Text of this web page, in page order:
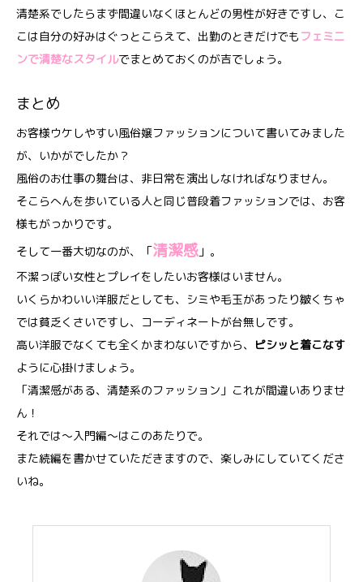
清楚系でしたらまず間違いなくほとんどの男性が好きですし、こ
こは自分の好みはぐっとこらえて、出勤のときだけでも フェミニ
ンで清楚なスタイルでまとめておくのが吉でしょう。
まとめ
お客様ウケしやすい風俗嬢ファッションについて書いてみました
が、いかがでしたか？
風俗のお仕事の舞台は、非日常を演出しなければなりません。
そこらへんを歩いている人と同じ普段着ファッションでは、お客
様もがっかりです。
そして一番大切なのが、「清潔感 」。
不潔っぽい女性とプレイをしたいお客様はいません。
いくらかわいい洋服だとしても、シミや毛玉があったり皺くちゃ
では貧乏くさいですし、コーディネートが台無しです。
高い洋服でなくても全くかまわないですから、
ピシッと着こなす
ように心掛けましょう。
「清潔感がある、清楚系のファッション」これが間違いありませ
ん！
それでは〜入門編〜はこのあたりで。
また続編を書かせていただきますので、楽しみにしていてくださ
いね。